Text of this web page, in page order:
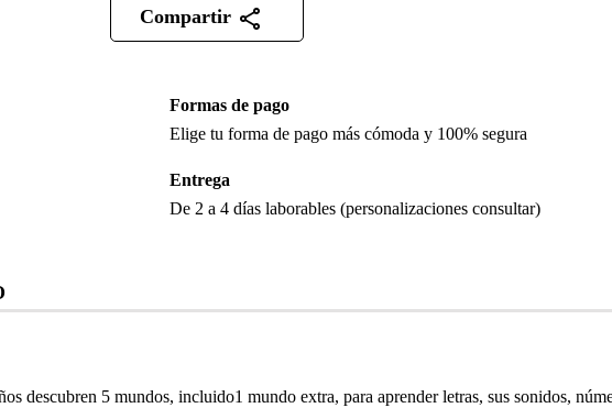
Compartir
Formas de pago
Elige tu forma de pago más cómoda y 100% segura
Entrega
De 2 a 4 días laborables (personalizaciones consultar)
descubren 5 mundos, incluido1 mundo extra, para aprender letras, sus sonidos,